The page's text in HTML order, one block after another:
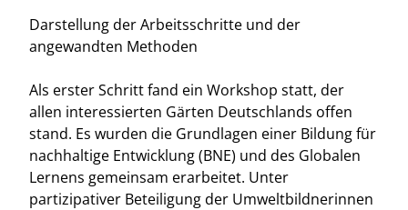
Darstellung der Arbeitsschritte und der
angewandten Methoden
Als erster Schritt fand ein Workshop statt, der
allen interessierten Gärten Deutschlands offen
stand. Es wurden die Grundlagen einer Bildung für
nachhaltige Entwicklung (BNE) und des Globalen
Lernens gemeinsam erarbeitet. Unter
partizipativer Beteiligung der Umweltbildnerinnen